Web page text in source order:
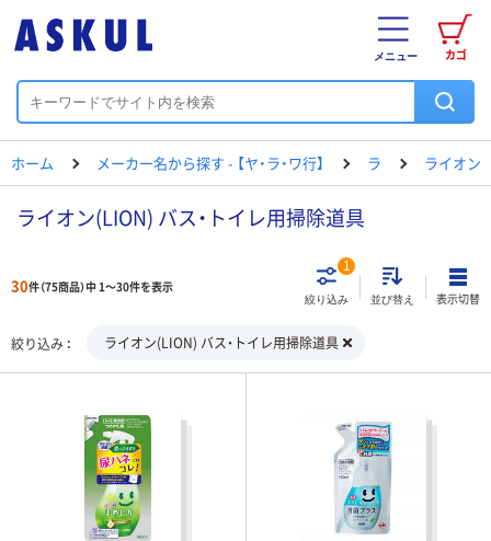
カゴ
メニュー
ホーム メーカー名から探す - 【ヤ・ラ・ワ行】 ラ ライオン
ライオン(LION) バス・トイレ用掃除道具
30件（75商品）中 1～30件を表示
絞り込み
1
並び替え 表示切替
絞り込み ライオン(LION) バス・トイレ用掃除道具